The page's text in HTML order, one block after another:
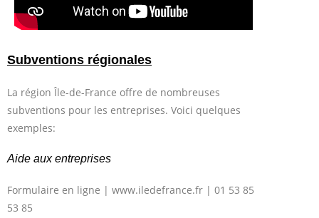
Subventions régionales
La région Île-de-France offre de nombreuses
subventions pour les entreprises. Voici quelques
exemples:
Aide aux entreprises
Formulaire en ligne | www.iledefrance.fr | 01 53 85
53 85